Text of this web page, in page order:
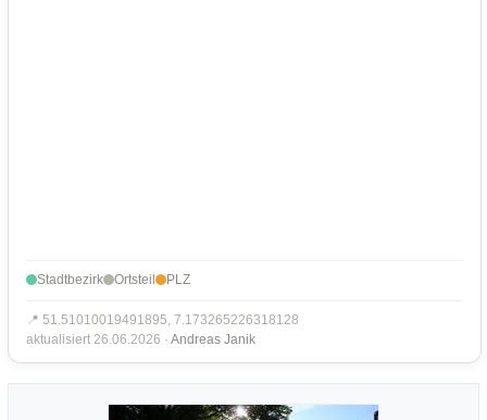
Stadtbezirk Ortsteil PLZ
📍 51.51010019491895, 7.173265226318128
aktualisiert 26.06.2026 · Andreas Janik